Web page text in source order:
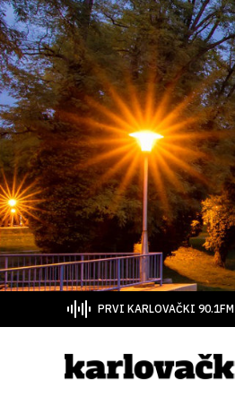
PRVI KARLOVAČKI 90.1FM